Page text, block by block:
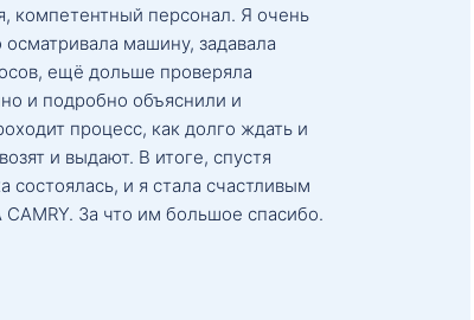
компетентный персонал. Я очень
машину, задавала
ещё дольше проверяла
и подробно объяснили и
процесс, как долго ждать и
и выдают. В итоге, спустя
состоялась, и я стала счастливым
CAMRY. За что им большое спасибо.